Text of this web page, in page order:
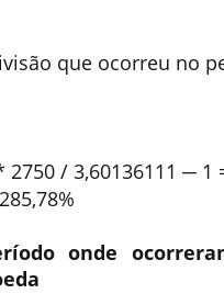
que ocorreu no
2750 / 3,60136111 ─ 1
onde